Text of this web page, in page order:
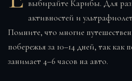
выбирайте Карибы. Для
активностей и
Помните, что многие
побережья за 10–14 дней, так как
занимает 4–6 часов на авто.